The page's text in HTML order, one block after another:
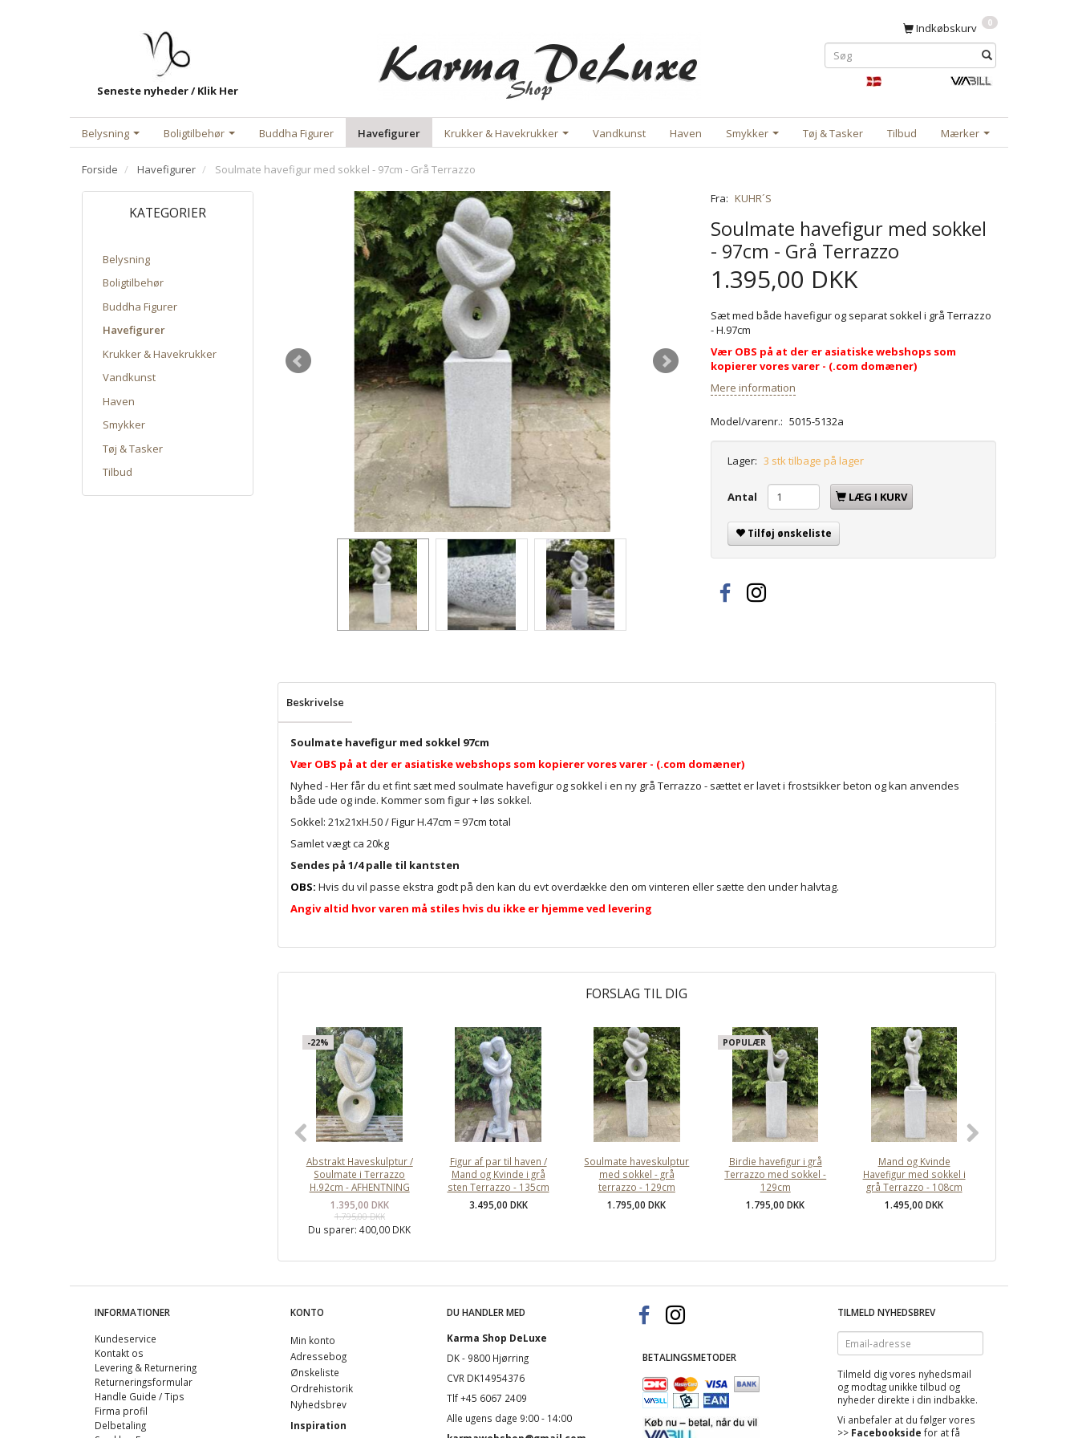
Seneste nyheder / Klik Her
Indkøbskurv 0
Belysning Boligtilbehør Buddha Figurer Havefigurer Krukker & Havekrukker Vandkunst Haven Smykker Tøj & Tasker Tilbud Mærker
Forside Havefigurer Soulmate havefigur med sokkel - 97cm - Grå Terrazzo
KATEGORIER
Belysning
Boligtilbehør
Buddha Figurer
Havefigurer
Krukker & Havekrukker
Vandkunst
Haven
Smykker
Tøj & Tasker
Tilbud
Fra: KUHR´S
Soulmate havefigur med sokkel
- 97cm - Grå Terrazzo
1.395,00 DKK
Sæt med både havefigur og separat sokkel i grå Terrazzo
- H.97cm
Vær OBS på at der er asiatiske webshops som
kopierer vores varer - (.com domæner)
Mere information
Model/varenr.: 5015-5132a
Lager: 3 stk tilbage på lager
Antal LÆG I KURV
Tilføj ønskeliste
Beskrivelse
Soulmate havefigur med sokkel 97cm
Vær OBS på at der er asiatiske webshops som kopierer vores varer - (.com domæner)
Nyhed - Her får du et fint sæt med soulmate havefigur og sokkel i en ny grå Terrazzo - sættet er lavet i frostsikker beton og kan anvendes
både ude og inde. Kommer som figur + løs sokkel.
Sokkel: 21x21xH.50 / Figur H.47cm = 97cm total
Samlet vægt ca 20kg
Sendes på 1/4 palle til kantsten
OBS: Hvis du vil passe ekstra godt på den kan du evt overdække den om vinteren eller sætte den under halvtag.
Angiv altid hvor varen må stiles hvis du ikke er hjemme ved levering
FORSLAG TIL DIG
-22%
Abstrakt Haveskulptur /
Soulmate i Terrazzo
H.92cm - AFHENTNING
1.395,00 DKK
1.795,00 DKK
Du sparer:400,00 DKK
Figur af par til haven /
Mand og Kvinde i grå
sten Terrazzo - 135cm
3.495,00 DKK
Soulmate haveskulptur
med sokkel - grå
terrazzo - 129cm
1.795,00 DKK
POPULÆR
Birdie havefigur i grå
Terrazzo med sokkel -
129cm
1.795,00 DKK
Mand og Kvinde
Havefigur med sokkel i
grå Terrazzo - 108cm
1.495,00 DKK
INFORMATIONER
Kundeservice
Kontakt os
Levering & Returnering
Returneringsformular
Handle Guide / Tips
Firma profil
Delbetaling
KONTO
Min konto
Adressebog
Ønskeliste
Ordrehistorik
Nyhedsbrev
Inspiration
DU HANDLER MED
Karma Shop DeLuxe
DK - 9800 Hjørring
CVR DK14954376
Tlf +45 6067 2409
Alle ugens dage 9:00 - 14:00
BETALINGSMETODER
TILMELD NYHEDSBREV
Email-
adresse
Tilmeld dig vores nyhedsmail
og modtag unikke tilbud og
nyheder direkte i din indbakke.
Vi anbefaler at du følger vores
>> Facebookside for at få